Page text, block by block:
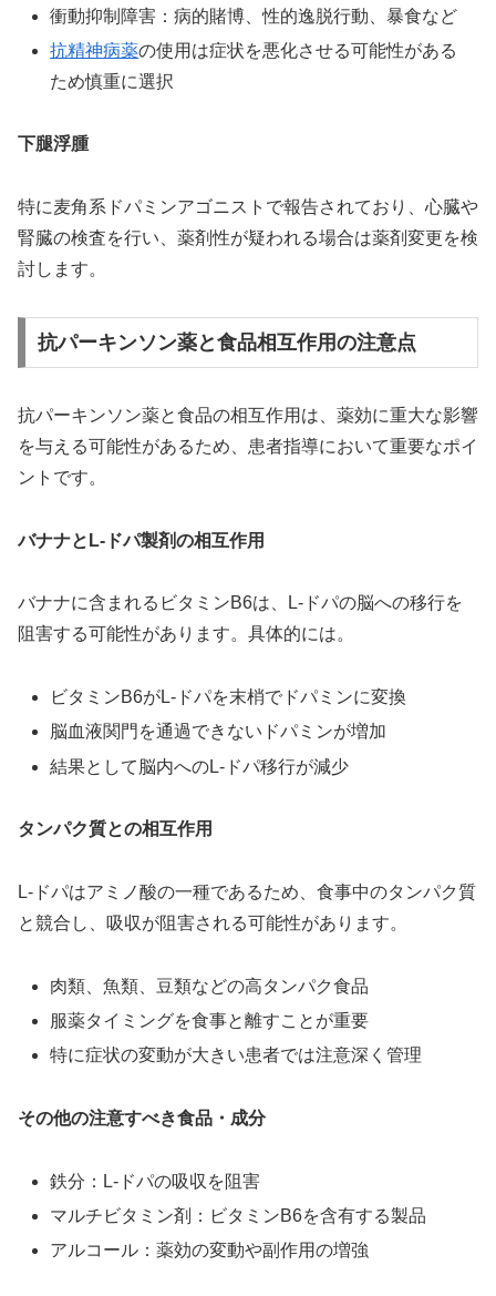
衝動抑制障害：病的賭博、性的逸脱行動、暴食など
抗精神病薬の使用は症状を悪化させる可能性がある
ため慎重に選択
下腿浮腫
特に麦角系ドパミンアゴニストで報告されており、心臓や
腎臓の検査を行い、薬剤性が疑われる場合は薬剤変更を検
討します。
抗パーキンソン薬と食品相互作用の注意点
抗パーキンソン薬と食品の相互作用は、薬効に重大な影響
を与える可能性があるため、患者指導において重要なポイ
ントです。
バナナとL-ドパ製剤の相互作用
バナナに含まれるビタミンB6は、L-ドパの脳への移行を
阻害する可能性があります。具体的には。
ビタミンB6がL-ドパを末梢でドパミンに変換
脳血液関門を通過できないドパミンが増加
結果として脳内へのL-ドパ移行が減少
タンパク質との相互作用
L-ドパはアミノ酸の一種であるため、食事中のタンパク質
と競合し、吸収が阻害される可能性があります。
肉類、魚類、豆類などの高タンパク食品
服薬タイミングを食事と離すことが重要
特に症状の変動が大きい患者では注意深く管理
その他の注意すべき食品・成分
鉄分：L-ドパの吸収を阻害
マルチビタミン剤：ビタミンB6を含有する製品
アルコール：薬効の変動や副作用の増強